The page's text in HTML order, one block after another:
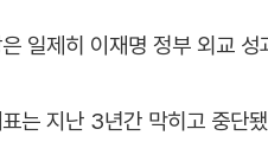
일제히 이재명 정부 외교 성
는 지난 3년간 막히고 중단